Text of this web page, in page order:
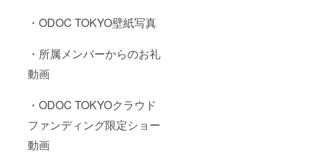
・ODOC TOKYO壁紙写真
・所属メンバーからのお礼
動画
・ODOC TOKYOクラウド
ファンディング限定ショー
動画